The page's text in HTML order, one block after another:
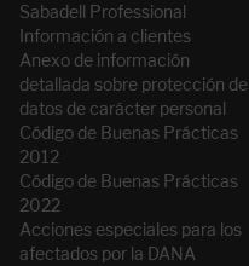
Sabadell Professional
Información a clientes
Anexo de información
detallada sobre protección de
datos de carácter personal
Código de Buenas Prácticas
2012
Código de Buenas Prácticas
2022
Acciones especiales para los
afectados por la DANA